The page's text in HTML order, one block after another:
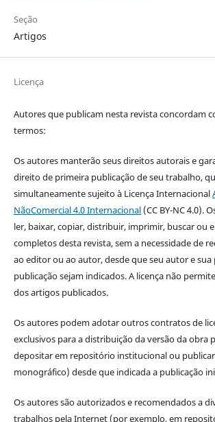
Seção
Artigos
Licença
Autores que publicam nesta revista concordam
termos:
Os autores manterão seus direitos autorais e
direito de primeira publicação de seu trabalho,
simultaneamente sujeito à Licença Internacional
NãoComercial 4.0 Internacional(CC BY-NC 4.0).
ler, baixar, copiar, distribuir, imprimir, buscar ou
completos desta revista, sem a necessidade de
ao editor ou ao autor, desde que seu autor e sua
publicação sejam indicados. A licença não
dos artigos publicados.
Os autores podem adotar outros contratos de
exclusivos para a distribuição da versão da obra
depositar em repositório institucional ou
monográfico) desde que indicada a publicação
Os autores são autorizados e recomendados a
trabalhos pela Internet (por exemplo, em